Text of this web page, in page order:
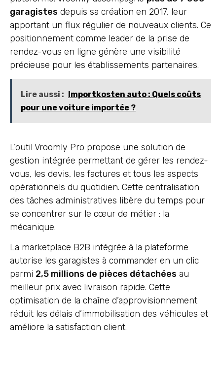
garagistes depuis sa création en 2017, leur
apportant un flux régulier de nouveaux clients. Ce
positionnement comme leader de la prise de
rendez-vous en ligne génère une visibilité
précieuse pour les établissements partenaires.
Lire aussi : Importkosten auto : Quels coûts
pour une voiture importée ?
L’outil Vroomly Pro propose une solution de
gestion intégrée permettant de gérer les rendez-
vous, les devis, les factures et tous les aspects
opérationnels du quotidien. Cette centralisation
des tâches administratives libère du temps pour
se concentrer sur le cœur de métier : la
mécanique.
La marketplace B2B intégrée à la plateforme
autorise les garagistes à commander en un clic
parmi 2,5 millions de pièces détachées au
meilleur prix avec livraison rapide. Cette
optimisation de la chaîne d’approvisionnement
réduit les délais d’immobilisation des véhicules et
améliore la satisfaction client.